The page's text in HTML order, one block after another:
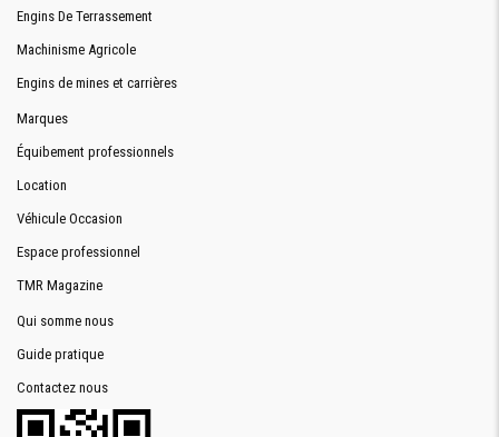
Engins De Terrassement
Machinisme Agricole
Engins de mines et carrières
Marques
Équibement professionnels
Location
Véhicule Occasion
Espace professionnel
TMR Magazine
Qui somme nous
Guide pratique
Contactez nous